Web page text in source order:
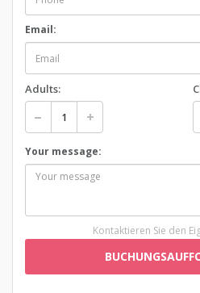
Email:
Adults:
Your message:
Kontaktieren Sie den